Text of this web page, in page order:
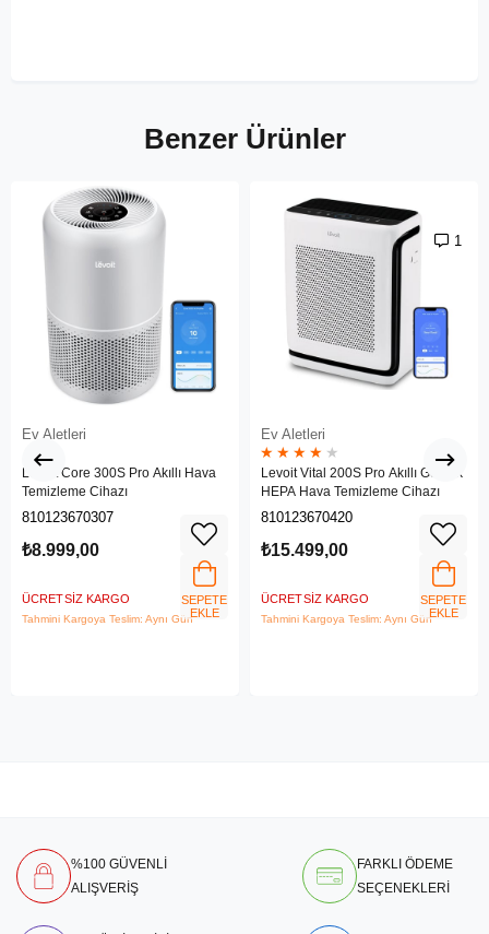
Benzer Ürünler
Ev Aletleri
Levoit Core 300S Pro Akıllı Hava
Temizleme Cihazı
810123670307
₺8.999,00
ÜCRETSIZ KARGO
Tahmini Kargoya Teslim: Aynı Gün
SEPETE
EKLE
Ev Aletleri
★ ★ ★ ★ ★
Levoit Vital 200S Pro Akıllı Gerçek
HEPA Hava Temizleme Cihazı
1
810123670420
₺15.499,00
ÜCRETSIZ KARGO
Tahmini Kargoya Teslim: Aynı Gün
SEPETE
EKLE
%100 GÜVENLİ
ALIŞVERİŞ
FARKLI ÖDEME
SEÇENEKLERİ